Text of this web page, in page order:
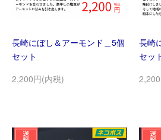
長崎にぼし＆アーモンド＿5個
セット
2,200円(内税)
長崎
セッ